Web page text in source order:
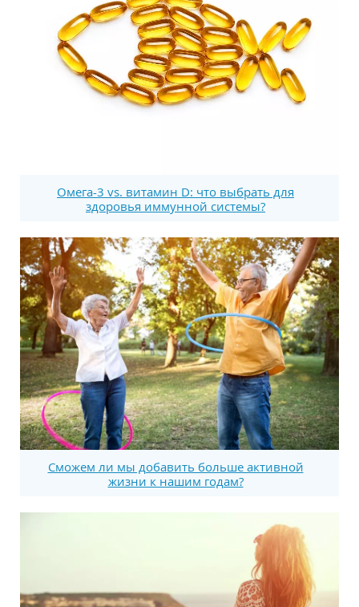
Омега-3 vs. витамин D: что выбрать для
здоровья иммунной системы?
Сможем ли мы добавить больше активной
жизни к нашим годам?